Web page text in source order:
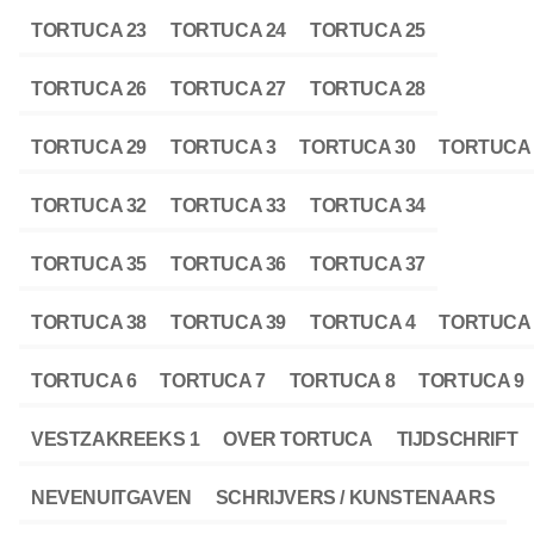
TORTUCA 23 TORTUCA 24 TORTUCA 25
TORTUCA 26 TORTUCA 27 TORTUCA 28
TORTUCA 29 TORTUCA 3 TORTUCA 30 TORTUCA
TORTUCA 32 TORTUCA 33 TORTUCA 34
TORTUCA 35 TORTUCA 36 TORTUCA 37
TORTUCA 38 TORTUCA 39 TORTUCA 4 TORTUCA
TORTUCA 6 TORTUCA 7 TORTUCA 8 TORTUCA 9
VESTZAKREEKS 1 OVER TORTUCA TIJDSCHRIFT
NEVENUITGAVEN SCHRIJVERS / KUNSTENAARS